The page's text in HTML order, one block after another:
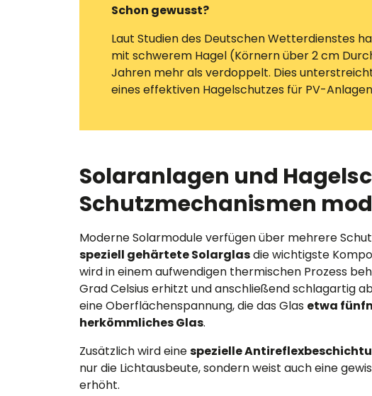
Schon gewusst?
Laut Studien des Deutschen Wetterdienstes
mit schwerem Hagel (Körnern über 2 cm
Jahren mehr als verdoppelt. Dies
eines effektiven Hagelschutzes für PV-
Solaranlagen und
Schutzmechanismen
Moderne Solarmodule verfügen über mehrere
speziell gehärtete Solarglasdie wichtigste
wird in einem aufwendigen thermischen Prozess
Grad Celsius erhitzt und anschließend schlagartig
eine Oberflächenspannung, die das Glas etwa
herkömmliches Glas.
Zusätzlich wird einespezielle
nur die Lichtausbeute, sondern weist auch eine
erhöht.